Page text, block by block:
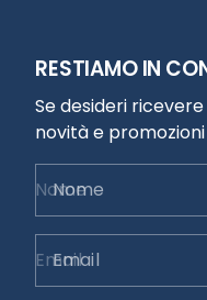
RESTIAMO IN
Se desideri
novità e
Nome
Email